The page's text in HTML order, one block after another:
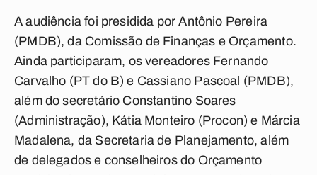
A audiência foi presidida por Antônio Pereira
(PMDB), da Comissão de Finanças e Orçamento.
Ainda participaram, os vereadores Fernando
Carvalho (PT do B) e Cassiano Pascoal (PMDB),
além do secretário Constantino Soares
(Administração), Kátia Monteiro (Procon) e Márcia
Madalena, da Secretaria de Planejamento, além
de delegados e conselheiros do Orçamento